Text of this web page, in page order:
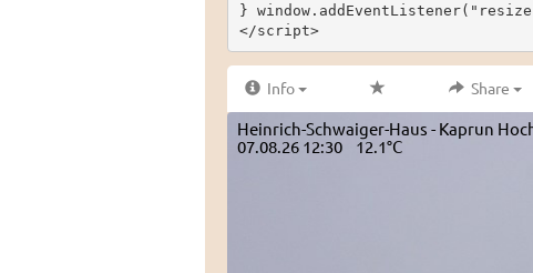
}
</script>